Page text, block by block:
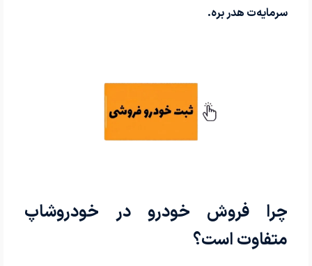
سرمایه‌ت هدر بره.
چرا فروش خودرو در خودروشاپ
متفاوت است؟